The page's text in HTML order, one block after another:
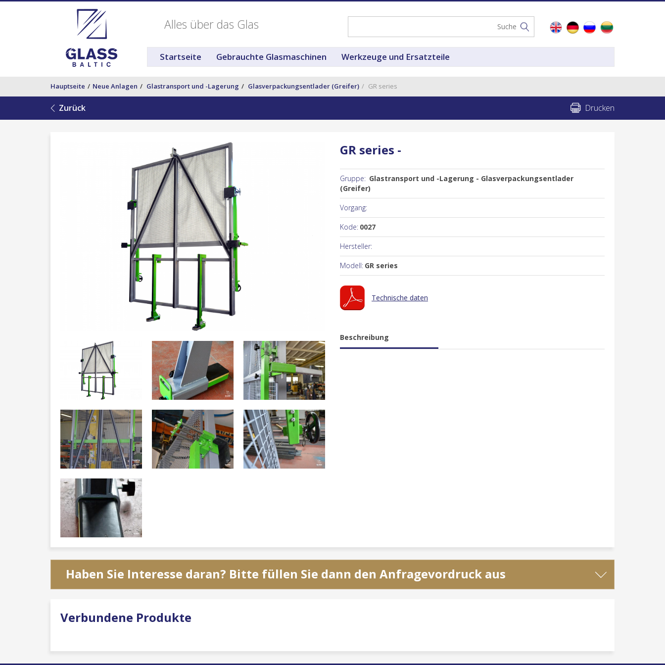
Alles über das Glas
Startseite Gebrauchte Glasmaschinen Werkzeuge und Ersatzteile
Hauptseite Neue Anlagen Glastransport und -Lagerung Glasverpackungsentlader (Greifer) GR series
Zurück Drucken
GR series -
Gruppe: Glastransport und -Lagerung - Glasverpackungsentlader
(Greifer)
Vorgang:
Kode: 0027
Hersteller:
Modell: GR series
Technische daten
Beschreibung
Haben Sie Interesse daran? Bitte füllen Sie dann den Anfragevordruck aus
Verbundene Produkte